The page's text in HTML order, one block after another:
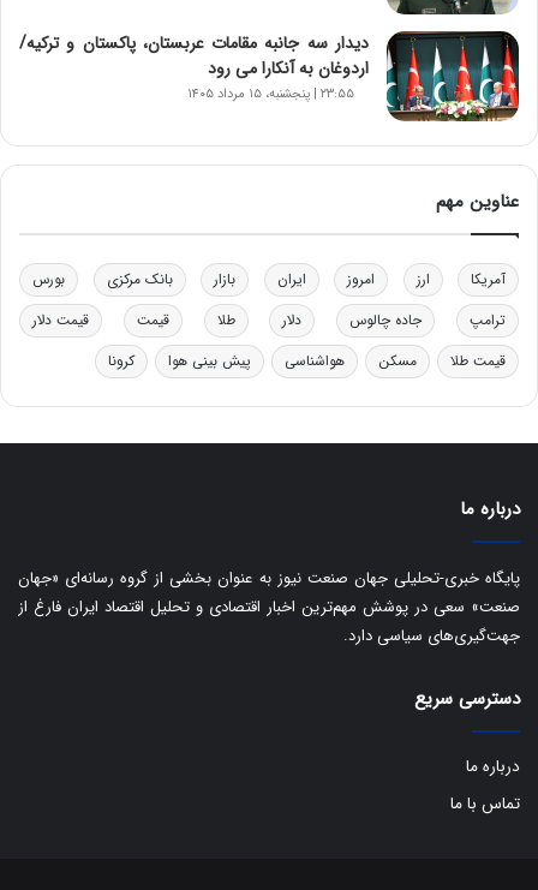
و
ب
ر
ا
ی
ت
و
ل
د
خ
و
د
ر
و
ی
ک
ی
ف
ی
دیدار سه جانبه مقامات عربستان، پاکستان و ترکیه/
اردوغان به آنکارا می رود
۲۳:۵۵ | پنجشنبه، ۱۵ مرداد ۱۴۰۵
عناوین مهم
آمریکا ارز امروز ایران بازار بانک مرکزی
بورس
ترامپ
جاده چالوس دلار طلا قیمت
قیمت دلار
قیمت طلا
مسکن هواشناسی پیش بینی هوا کرونا
درباره ما
پایگاه خبری-تحلیلی جهان صنعت نیوز به عنوان بخشی از گروه رسانه‌ای «جهان
صنعت» سعی در پوشش مهم‌ترین اخبار اقتصادی و تحلیل اقتصاد ایران فارغ از
جهت‌گیری‌های سیاسی دارد.
دسترسی سریع
درباره ما
تماس با ما